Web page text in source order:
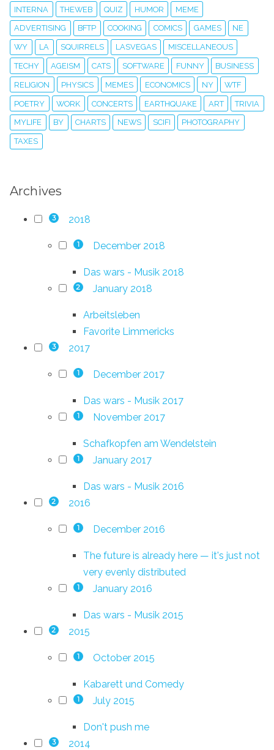
INTERNA THEWEB QUIZ HUMOR MEME
ADVERTISING BFTP COOKING COMICS GAMES NE
WY LA SQUIRRELS LASVEGAS MISCELLANEOUS
TECHY AGEISM CATS SOFTWARE FUNNY BUSINESS
RELIGION PHYSICS MEMES ECONOMICS NY WTF
POETRY WORK CONCERTS EARTHQUAKE ART TRIVIA
MYLIFE BY CHARTS NEWS SCIFI PHOTOGRAPHY
TAXES
Archives
3 2018
1 December 2018
Das wars - Musik 2018
2 January 2018
Arbeitsleben
Favorite Limmericks
3 2017
1 December 2017
Das wars - Musik 2017
1 November 2017
Schafkopfen am Wendelstein
1 January 2017
Das wars - Musik 2016
2 2016
1 December 2016
The future is already here — it's just not
very evenly distributed
1 January 2016
Das wars - Musik 2015
2 2015
1 October 2015
Kabarett und Comedy
1 July 2015
Don't push me
3 2014